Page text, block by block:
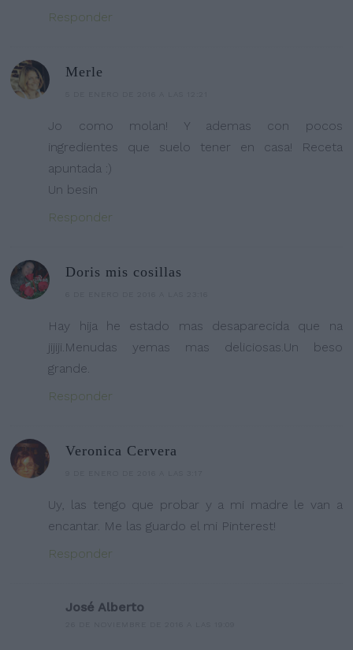
Responder
Merle
Jo como molan! Y ademas con pocos
ingredientes que suelo tener en casa! Receta
apuntada :)
Un besin
Responder
Doris mis cosillas
Hay hija he estado mas desaparecida que na
jijiji.Menudas yemas mas deliciosas.Un beso
grande.
Responder
Veronica Cervera
Uy, las tengo que probar y a mi madre le van a
encantar. Me las guardo el mi Pinterest!
Responder
José Alberto